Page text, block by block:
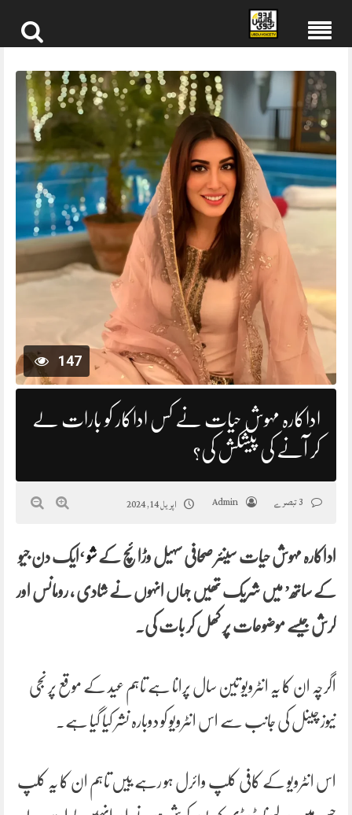
content
147
اداکارہ مہوش حیات نے کس اداکار کو بارات لے
کر آنے کی پیشکش کی؟
Admin اپریل 14, 2024
اداکارہ مہوش حیات سینئر صحافی سہیل وڑائچ کےشو‘ایک دن جیو
کے ساتھ’ میں شریک تھیں جہاں انہوں نے شادی ، رومانس اور
کرش جیسے موضوعات پر کھل کر بات کی۔
اگرچہ ان کا یہ انٹرویو تین سال پرانا ہے تاہم عید کے موقع پر نجی
نیوز چینل کی جانب سے اس انٹرویو کو دوبارہ نشر کیا گیا ہے۔
اس انٹرویو کے کافی کلپ وائرل ہو رہے ییں تاہم ان کا یہ کلپ